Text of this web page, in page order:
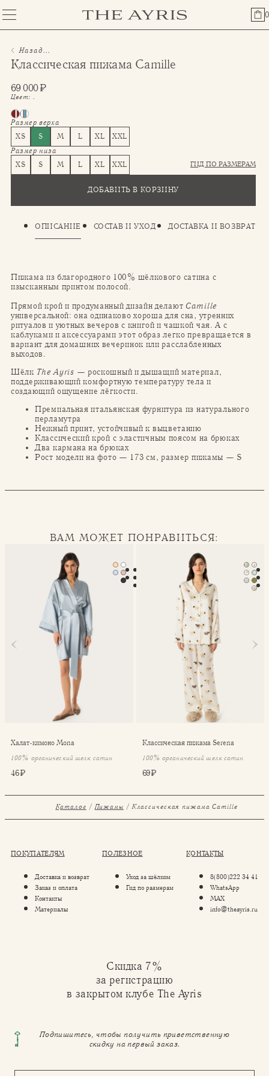
0
Назад...
Классическая пижама Camille
69 000₽
Цвет:.
Размер верха
S
XS M L XL
XXL
Размер низа
S
XS M L XL XXL ГИД ПО РАЗМЕРАМ
ДОБАВИТЬ В КОРЗИНУ
ОПИСАНИЕ СОСТАВ И УХОД ДОСТАВКА И ВОЗВРАТ
Пижама из благородного 100% шёлкового сатина с
изысканным принтом полосой.
Прямой крой и продуманный дизайн делают Camille
универсальной: она одинаково хороша для сна, утренних
ритуалов и уютных вечеров с книгой и чашкой чая. А с
каблуками и аксессуарами этот образ легко превращается в
вариант для домашних вечеринок или расслабленных
выходов.
Шёлк The Ayris — роскошный и дышащий материал,
поддерживающий комфортную температуру тела и
создающий ощущение лёгкости.
Премиальная итальянская фурнитура из натурального
перламутра
Нежный принт, устойчивый к выцветанию
Классический крой с эластичным поясом на брюках
Два кармана на брюках
Рост модели на фото — 173 см, размер пижамы — S
ВАМ МОЖЕТ ПОНРАВИТЬСЯ:
Халат-кимоно Mona
Халат-кимоно Mona
100% органический шелк сатин
46 ₽
Классическая пижама
Классическая пижама Serena
100% органический шелк сатин
69 ₽
Каталог Пижамы Классическая пижама Camille
ПОКУПАТЕЛЯМ
Доставка и возврат
Заказ и оплата
Контакты
Материалы
ПОЛЕЗНОЕ
Уход за шёлком
Гид по размерам
КОНТАКТЫ
8(800)222 34 41
WhatsApp
MAX
info@theayris.ru
Скидка 7%
за регистрацию
в закрытом клубе The Ayris
Подпишитесь, чтобы получить приветственную
скидку на первый заказ.